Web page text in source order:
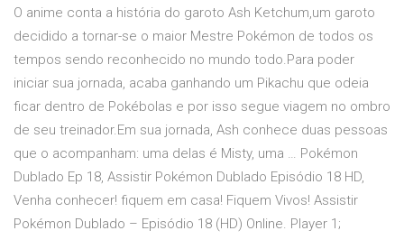
O anime conta a história do garoto Ash Ketchum,um garoto
decidido a tornar-se o maior Mestre Pokémon de todos os
tempos sendo reconhecido no mundo todo.Para poder
iniciar sua jornada, acaba ganhando um Pikachu que odeia
ficar dentro de Pokébolas e por isso segue viagem no ombro
de seu treinador.Em sua jornada, Ash conhece duas pessoas
que o acompanham: uma delas é Misty, uma … Pokémon
Dublado Ep 18, Assistir Pokémon Dublado Episódio 18 HD,
Venha conhecer! fiquem em casa! Fiquem Vivos! Assistir
Pokémon Dublado – Episódio 18 (HD) Online. Player 1;